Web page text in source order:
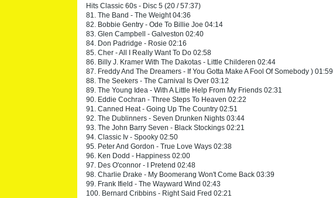
Hits Classic 60s - Disc 5 (20 / 57:37)
81. The Band - The Weight 04:36
82. Bobbie Gentry - Ode To Billie Joe 04:14
83. Glen Campbell - Galveston 02:40
84. Don Padridge - Rosie 02:16
85. Cher - All I Really Want To Do 02:58
86. Billy J. Kramer With The Dakotas - Little Childeren 02:44
87. Freddy And The Dreamers - If You Gotta Make A Fool Of Somebody ) 01:59
88. The Seekers - The Carnival Is Over 03:12
89. The Young Idea - With A Little Help From My Friends 02:31
90. Eddie Cochran - Three Steps To Heaven 02:22
91. Canned Heat - Going Up The Country 02:51
92. The Dublinners - Seven Drunken Nights 03:44
93. The John Barry Seven - Black Stockings 02:21
94. Classic Iv - Spooky 02:50
95. Peter And Gordon - True Love Ways 02:38
96. Ken Dodd - Happiness 02:00
97. Des O'connor - I Pretend 02:48
98. Charlie Drake - My Boomerang Won't Come Back 03:39
99. Frank Ifield - The Wayward Wind 02:43
100. Bernard Cribbins - Right Said Fred 02:21